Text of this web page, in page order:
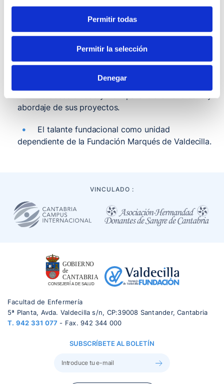
Permitir todas
Permitir la selección
Denegar
El espíritu participativo.
El capital humano y la forma de trabajar en
equipos multidisciplinares, multisectoriales e
inclusivos en favor de la interculturalidad y las
personas con discapacidad.
abordaje de sus proyectos.
El talante fundacional como unidad
dependiente de la Fundación Marqués de Valdecilla.
VINCULADO :
Facultad de Enfermería
5ª Planta, Avda. Valdecilla s/n, CP:39008 Santander, Cantabria
T. 942 331 077 - Fax. 942 344 000
SUBSCRÍBETE AL BOLETÍN